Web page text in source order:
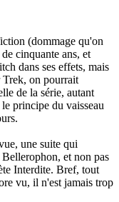
(dommage qu'on
cinquante ans, et
dans ses effets, mais
Trek, on pourrait
de la série, autant
principe du vaisseau
une suite qui
et non pas
Interdite. Bref, tout
vu, il n'est jamais trop